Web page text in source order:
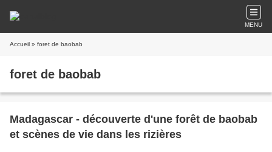
MENU
Accueil » foret de baobab
foret de baobab
Madagascar - découverte d'une forêt de baobab
et scènes de vie dans les rizières